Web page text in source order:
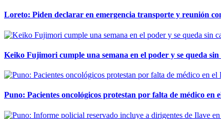
Loreto: Piden declarar en emergencia transporte y reunión
Keiko Fujimori cumple una semana en el poder y se queda
Puno: Pacientes oncológicos protestan por falta de médico